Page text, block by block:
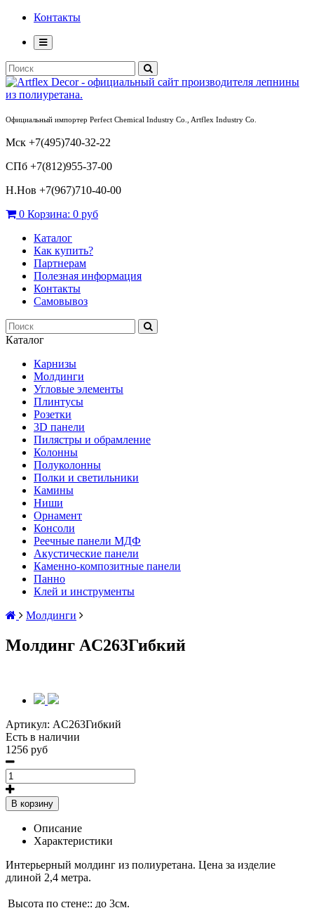
Контакты
Официальный импортер Perfect Chemical Industry Co., Artflex Industry Co.
Мск +7(495)740-32-22
СПб +7(812)955-37-00
Н.Нов +7(967)710-40-00
0 Корзина: 0 руб
Каталог
Как купить?
Партнерам
Полезная информация
Контакты
Самовывоз
Каталог
Карнизы
Молдинги
Угловые элементы
Плинтусы
Розетки
3D панели
Пилястры и обрамление
Колонны
Полуколонны
Полки и светильники
Камины
Ниши
Орнамент
Консоли
Реечные панели МДФ
Акустические панели
Каменно-композитные панели
Панно
Клей и инструменты
Молдинги
Молдинг AC263Гибкий
Артикул: AC263Гибкий
Есть в наличии
1256 руб
В корзину
Описание
Характеристики
Интерьерный молдинг из полиуретана. Цена за изделие
длиной 2,4 метра.
Высота по стене:: до 3см.